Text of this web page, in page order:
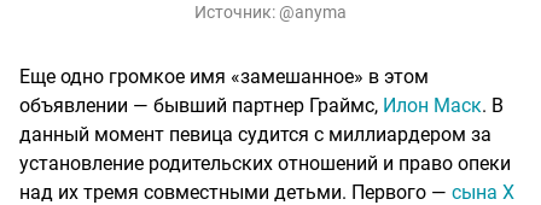
Источник: @anyma
Еще одно громкое имя «замешанное» в этом
объявлении — бывший партнер Граймс, Илон Маск. В
данный момент певица судится с миллиардером за
установление родительских отношений и право опеки
над их тремя совместными детьми. Первого — сына X